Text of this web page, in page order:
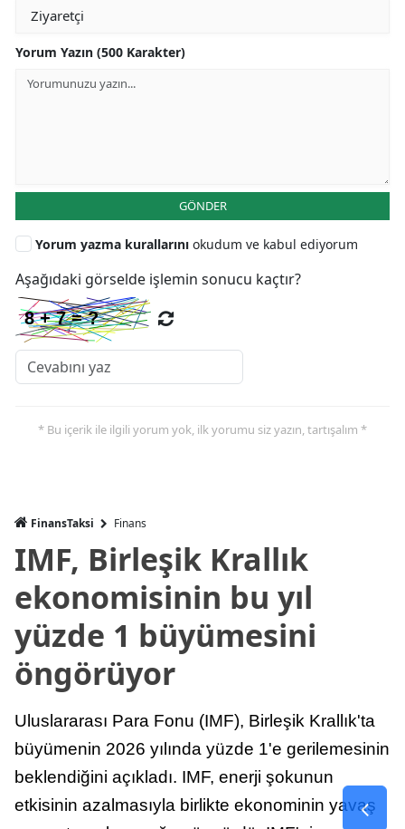
Yorum Yazın (500 Karakter)
GÖNDER
Yorum yazma kurallarını okudum ve kabul ediyorum
Aşağıdaki görselde işlemin sonucu kaçtır?
* Bu içerik ile ilgili yorum yok, ilk yorumu siz yazın, tartışalım *
FinansTaksi Finans
IMF, Birleşik Krallık
ekonomisinin bu yıl
yüzde 1 büyümesini
öngörüyor
Uluslararası Para Fonu (IMF), Birleşik Krallık'ta
büyümenin 2026 yılında yüzde 1'e gerilemesinin
beklendiğini açıkladı. IMF, enerji şokunun
etkisinin azalmasıyla birlikte ekonominin yavaş